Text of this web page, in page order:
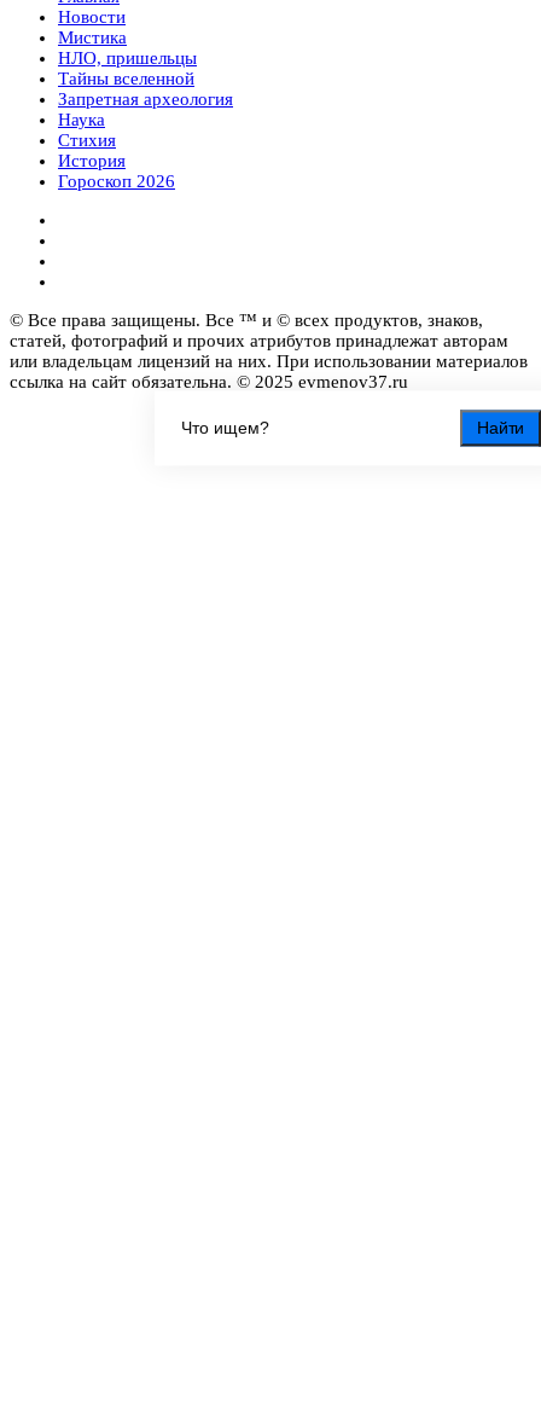
Найти
Новости
Мистика
НЛО, пришельцы
Тайны вселенной
Запретная археология
Наука
Стихия
История
Гороскоп 2026
© Все права защищены. Все ™ и © всех продуктов, знаков,
статей, фотографий и прочих атрибутов принадлежат авторам
или владельцам лицензий на них. При использовании материалов
ссылка на сайт обязательна. © 2025 evmenov37.ru